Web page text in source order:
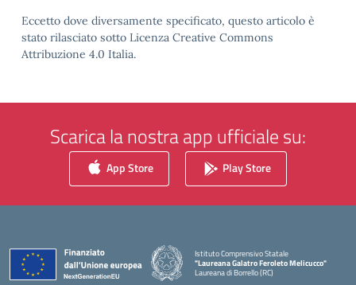
Eccetto dove diversamente specificato, questo articolo è
stato rilasciato sotto Licenza Creative Commons
Attribuzione 4.0 Italia.
Scarica la nostra app ufficiale su:
App Store Play Store
Istituto Comprensivo Statale
"Laureana Galatro Feroleto Melicucco"
Laureana di Borrello (RC)